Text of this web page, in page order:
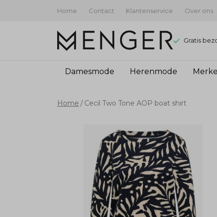
Home Contact Klantenservice Over ons
Gratis
Damesmode Herenmode
Home Cecil Two Tone AOP boat shirt